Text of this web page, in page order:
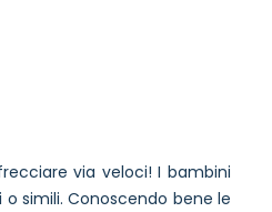
via veloci! I bambini
simili. Conoscendo bene le